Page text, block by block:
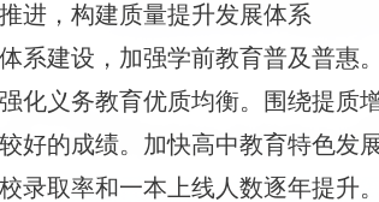
进，构建质量提升发展体系
系建设，加强学前教育普及普惠
化义务教育优质均衡。围绕提质
好的成绩。加快高中教育特色发
录取率和一本上线人数逐年提升